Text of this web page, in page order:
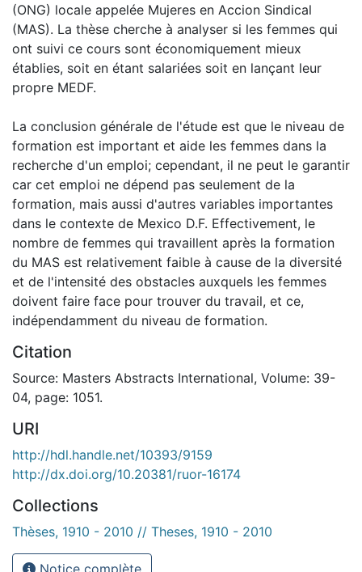
(ONG) locale appelée Mujeres en Accion Sindical
(MAS). La thèse cherche à analyser si les femmes qui
ont suivi ce cours sont économiquement mieux
établies, soit en étant salariées soit en lançant leur
propre MEDF.
La conclusion générale de l'étude est que le niveau de
formation est important et aide les femmes dans la
recherche d'un emploi; cependant, il ne peut le garantir
car cet emploi ne dépend pas seulement de la
formation, mais aussi d'autres variables importantes
dans le contexte de Mexico D.F. Effectivement, le
nombre de femmes qui travaillent après la formation
du MAS est relativement faible à cause de la diversité
et de l'intensité des obstacles auxquels les femmes
doivent faire face pour trouver du travail, et ce,
indépendamment du niveau de formation.
Citation
Source: Masters Abstracts International, Volume: 39-
04, page: 1051.
URI
http://hdl.handle.net/10393/9159
http://dx.doi.org/10.20381/ruor-16174
Collections
Thèses, 1910 - 2010 // Theses, 1910 - 2010
Notice complète